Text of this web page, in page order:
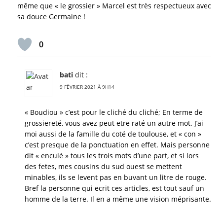
même que « le grossier » Marcel est très respectueux avec
sa douce Germaine !
0
bati dit :
9 FÉVRIER 2021 À 9H14
« Boudiou » c’est pour le cliché du cliché; En terme de
grossiereté, vous avez peut etre raté un autre mot. J’ai
moi aussi de la famille du coté de toulouse, et « con »
c’est presque de la ponctuation en effet. Mais personne
dit « enculé » tous les trois mots d’une part, et si lors
des fetes, mes cousins du sud ouest se mettent
minables, ils se levent pas en buvant un litre de rouge.
Bref la personne qui ecrit ces articles, est tout sauf un
homme de la terre. Il en a même une vision méprisante.